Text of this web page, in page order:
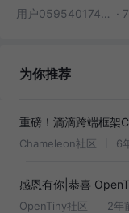
用户05954017446 ·
为你推荐
重磅！滴滴跨端框架
Chameleon社区 6
感恩有你|恭喜
OpenTiny社区 2年